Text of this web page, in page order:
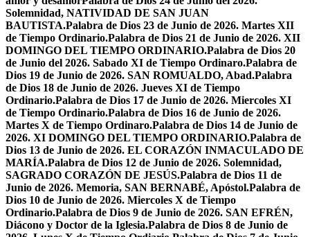
Solemnidad, NATIVIDAD DE SAN JUAN
BAUTISTA.Palabra de Dios 23 de Junio de 2026. Martes XII
de Tiempo Ordinario.Palabra de Dios 21 de Junio de 2026. XII
DOMINGO DEL TIEMPO ORDINARIO.Palabra de Dios 20
de Junio del 2026. Sabado XI de Tiempo Ordinaro.Palabra de
Dios 19 de Junio de 2026. SAN ROMUALDO, Abad.Palabra
de Dios 18 de Junio de 2026. Jueves XI de Tiempo
Ordinario.Palabra de Dios 17 de Junio de 2026. Miercoles XI
de Tiempo Ordinario.Palabra de Dios 16 de Junio de 2026.
Martes X de Tiempo Ordinaro.Palabra de Dios 14 de Junio de
2026. XI DOMINGO DEL TIEMPO ORDINARIO.Palabra de
Dios 13 de Junio de 2026. EL CORAZÓN INMACULADO DE
MARÍA.Palabra de Dios 12 de Junio de 2026. Solemnidad,
SAGRADO CORAZÓN DE JESÚS.Palabra de Dios 11 de
Junio de 2026. Memoria, SAN BERNABÉ, Apóstol.Palabra de
Dios 10 de Junio de 2026. Miercoles X de Tiempo
Ordinario.Palabra de Dios 9 de Junio de 2026. SAN EFRÉN,
Diácono y Doctor de la Iglesia.Palabra de Dios 8 de Junio de